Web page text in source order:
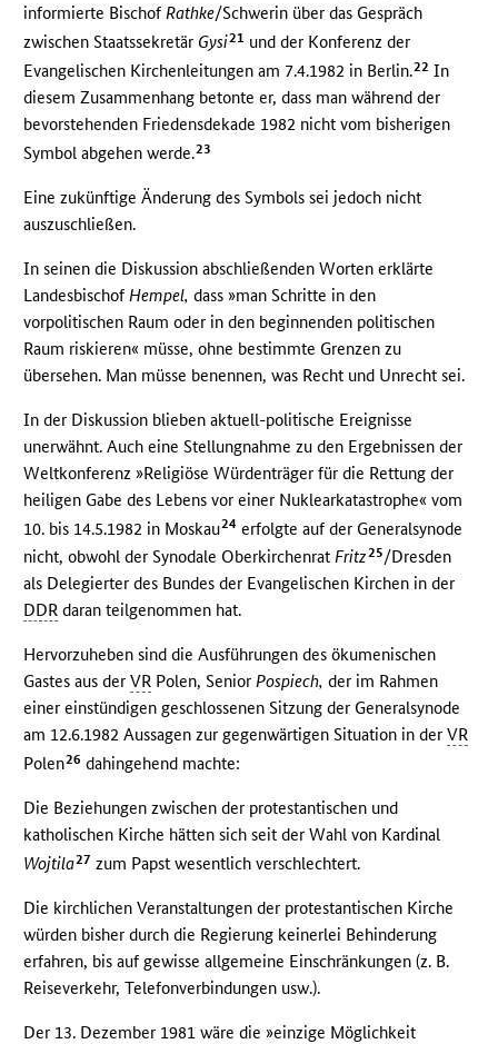
informierte BischofRathke/Schwerin über das Gespräch
zwischen Staatssekretär Gysi21 und der Konferenz der
Evangelischen Kirchenleitungen am 7.4.1982 in Berlin.22 In
diesem Zusammenhang betonte er, dass man während der
bevorstehenden Friedensdekade 1982 nicht vom bisherigen
Symbol abgehen werde.23
Eine zukünftige Änderung des Symbols sei jedoch nicht
auszuschließen.
In seinen die Diskussion abschließenden Worten erklärte
Landesbischof Hempel, dass »man Schritte in den
vorpolitischen Raum oder in den beginnenden politischen
Raum riskieren« müsse, ohne bestimmte Grenzen zu
übersehen. Man müsse benennen, was Recht und Unrecht sei.
In der Diskussion blieben aktuell-politische Ereignisse
unerwähnt. Auch eine Stellungnahme zu den Ergebnissen der
Weltkonferenz »Religiöse Würdenträger für die Rettung der
heiligen Gabe des Lebens vor einer Nuklearkatastrophe« vom
10. bis 14.5.1982 in Moskau24 erfolgte auf der Generalsynode
nicht, obwohl der Synodale OberkirchenratFritz25/Dresden
als Delegierter des Bundes der Evangelischen Kirchen in der
DDR daran teilgenommen hat.
Hervorzuheben sind die Ausführungen des ökumenischen
Gastes aus derVR Polen, SeniorPospiech, der im Rahmen
einer einstündigen geschlossenen Sitzung der Generalsynode
am 12.6.1982 Aussagen zur gegenwärtigen Situation in derVR
Polen26 dahingehend machte:
Die Beziehungen zwischen der protestantischen und
katholischen Kirche hätten sich seit der Wahl von Kardinal
Wojtila27 zum Papst wesentlich verschlechtert.
Die kirchlichen Veranstaltungen der protestantischen Kirche
würden bisher durch die Regierung keinerlei Behinderung
erfahren, bis auf gewisse allgemeine Einschränkungen (z. B.
Reiseverkehr, Telefonverbindungen usw.).
Der 13. Dezember 1981 wäre die »einzige Möglichkeit